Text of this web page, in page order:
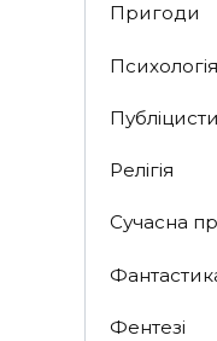
Пригоди
Психологія
Релігія
Сучасна
Фентезі